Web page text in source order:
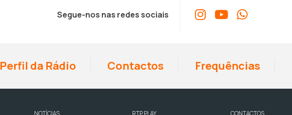
Segue-nos nas redes sociais
Perfil da Rádio Contactos Frequências
NOTÍCIAS RTP PLAY CONTACTOS